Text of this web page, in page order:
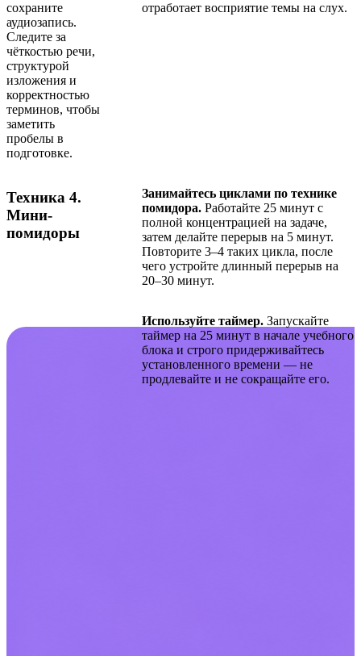
сохраните
аудиозапись.
Следите за
чёткостью речи,
структурой
изложения и
корректностью
терминов, чтобы
заметить
пробелы в
подготовке.
отработает восприятие темы на слух.
Техника 4.
Мини-
помидоры
Занимайтесь циклами по технике
помидора. Работайте 25 минут с
полной концентрацией на задаче,
затем делайте перерыв на 5 минут.
Повторите 3–4 таких цикла, после
чего устройте длинный перерыв на
20–30 минут.
Используйте таймер. Запускайте
таймер на 25 минут в начале учебного
блока и строго придерживайтесь
установленного времени — не
продлевайте и не сокращайте его.